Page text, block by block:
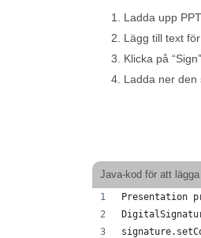
Ladda upp
Lägg till text
Klicka på
Ladda ner den
Java-kod för att
Presentation